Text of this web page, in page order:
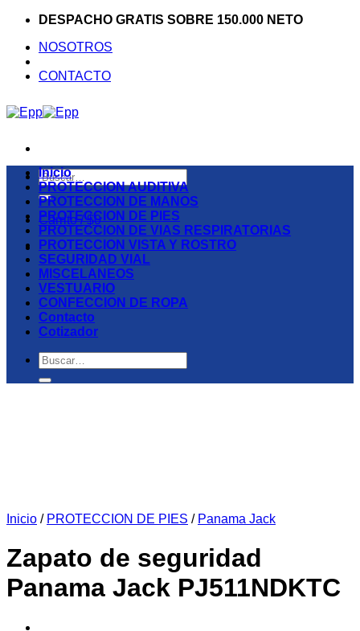
Saltar
contenido
DESPACHO GRATIS SOBRE 150.000 NETO
NOSOTROS
CONTACTO
Buscar
por:
Carrito /$0
Inicio
PROTECCION AUDITIVA
PROTECCION DE MANOS
PROTECCION DE PIES
PROTECCION DE VIAS RESPIRATORIAS
PROTECCION VISTA Y ROSTRO
SEGURIDAD VIAL
MISCELANEOS
VESTUARIO
CONFECCION DE ROPA
Contacto
Cotizador
Buscar
por:
Inicio / PROTECCION DE PIES / Panama Jack
Zapato de seguridad
Panama Jack PJ511NDKTC